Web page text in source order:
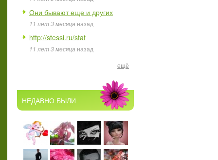
Они бывают еще и других
11 лет 3 месяца назад
http://stessi.ru/stat
11 лет 3 месяца назад
ещё
НЕДАВНО БЫЛИ